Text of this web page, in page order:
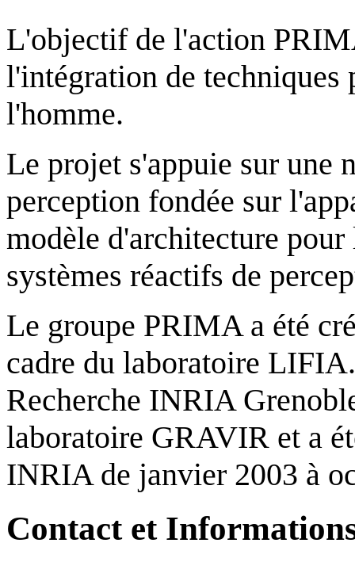
L'objectif de l'action
l'intégration de techniques
l'homme.
Le projet s'appuie sur une
perception fondée sur
modèle d'architecture
systèmes réactifs de
Le groupe PRIMA a été
cadre du laboratoire
Recherche INRIA
laboratoire GRAVIR et a
INRIA de janvier 2003 à
Contact et